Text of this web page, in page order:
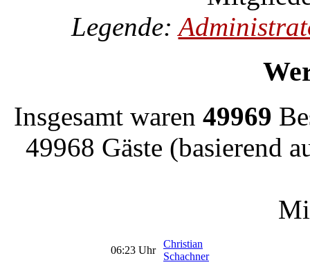
Legende:
Insgesamt waren 49969
49968 Gäste (basierend
06:23 Uhr
Christian
Schachner